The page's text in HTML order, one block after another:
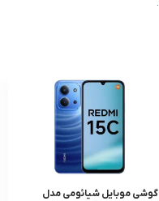
گوشی موبایل شیائومی مدل